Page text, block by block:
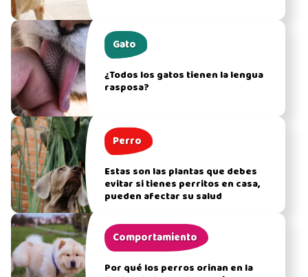
Gato
¿Todos los gatos tienen la lengua
rasposa?
Perro
Estas son las plantas que debes
evitar si tienes perritos en casa,
pueden afectar su salud
Comportamiento
Por qué los perros orinan en la